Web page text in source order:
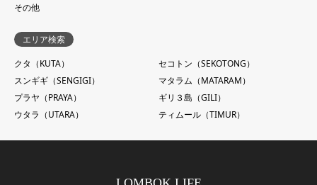
その他
エリア検索
クタ（KUTA）
セコトン（SEKOTONG）
スンギギ（SENGIGI）
マタラム（MATARAM）
プラヤ（PRAYA）
ギリ３島（GILI）
ウタラ（UTARA）
ティムール（TIMUR）